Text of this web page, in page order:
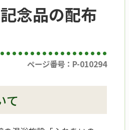
念品の配布
ページ番号：P-010294
て